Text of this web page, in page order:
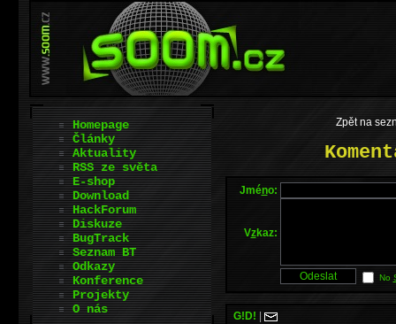
Zpět na
Jméno:
Vzkaz:
No
G!D!
Homepage
Články
Aktuality
RSS ze světa
E-shop
Download
HackForum
Diskuze
BugTrack
Seznam BT
Odkazy
Konference
Projekty
O nás